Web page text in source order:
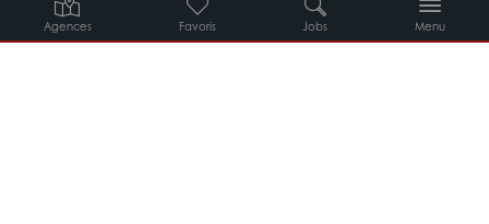
Agences Favoris Jobs Menu
À propos d’Adéquat